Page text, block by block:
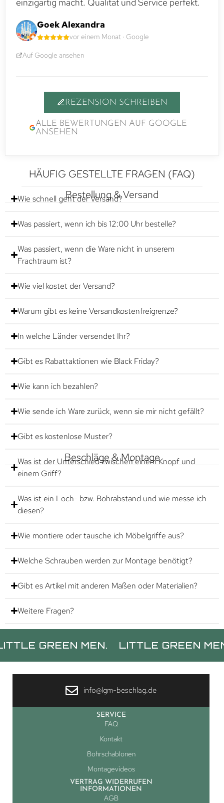
einzigartig macht. Qualität und Service perfekt.
Goek Alexandra
vor einem Monat · Google
Auf Google ansehen
REZENSION SCHREIBEN
ALLE BEWERTUNGEN AUF GOOGLE
ANSEHEN
HÄUFIG GESTELLTE FRAGEN (FAQ)
Bestellung & Versand
Wie schnell geht der Versand?
Was passiert, wenn ich bis 12:00 Uhr bestelle?
Was passiert, wenn die Ware nicht in unserem
Frachtraum ist?
Wie viel kostet der Versand?
Warum gibt es keine Versandkostenfreigrenze?
In welche Länder versendet Ihr?
Gibt es Rabattaktionen wie Black Friday?
Wie kann ich bezahlen?
Wie sende ich Ware zurück, wenn sie mir nicht gefällt?
Gibt es kostenlose Muster?
Beschläge & Montage
Was ist der Unterschied zwischen einem Knopf und
einem Griff?
Was ist ein Loch- bzw. Bohrabstand und wie messe ich
diesen?
Wie montiere oder tausche ich Möbelgriffe aus?
Welche Schrauben werden zur Montage benötigt?
Gibt es Artikel mit anderen Maßen oder Materialien?
Weitere Fragen?
MEN. LITTLE GREEN MEN.
info@lgm-beschlag.de
SERVICE
FAQ
Kontakt
Bohrschablonen
Montagevideos
VERTRAG WIDERRUFEN
INFORMATIONEN
AGB